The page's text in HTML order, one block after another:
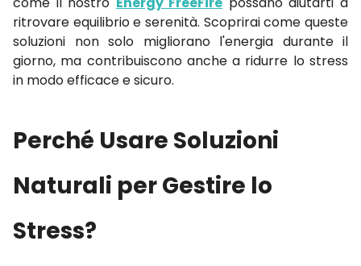
ritrovare equilibrio e serenità. Scoprirai come queste
soluzioni non solo migliorano l'energia durante il
giorno, ma contribuiscono anche a ridurre lo stress
in modo efficace e sicuro.
Perché Usare Soluzioni
Naturali per Gestire lo
Stress?